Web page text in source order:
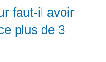
faut-il avoir
plus de 3